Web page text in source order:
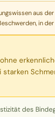
aus
in
des